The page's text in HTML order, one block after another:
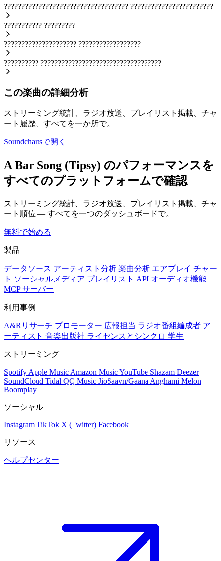
???????????????????????????????????? ????????????????????????
??????????? ?????????
????????????????????? ??????????????????
?????????? ???????????????????????????????????
この楽曲の詳細分析
ストリーミング統計、ラジオ放送、プレイリスト掲載、チャ
ート履歴、すべてを一か所で。
Soundchartsで開く
A Bar Song (Tipsy) のパフォーマンスを
すべてのプラットフォームで確認
ストリーミング統計、ラジオ放送、プレイリスト掲載、チャ
ート順位 — すべてを一つのダッシュボードで。
無料で始める
製品
データソース アーティスト分析 楽曲分析 エアプレイ チャー
ト ソーシャルメディア プレイリスト API オーディオ機能
MCP サーバー
利用事例
A&Rリサーチ プロモーター 広報担当 ラジオ番組編成者 ア
ーティスト 音楽出版社 ライセンスとシンクロ 学生
ストリーミング
Spotify Apple Music Amazon MusicYouTube Shazam Deezer
SoundCloud Tidal QQ Music JioSaavn/Gaana Anghami Melon
Boomplay
ソーシャル
Instagram TikTok X (Twitter) Facebook
リソース
ヘルプセンター